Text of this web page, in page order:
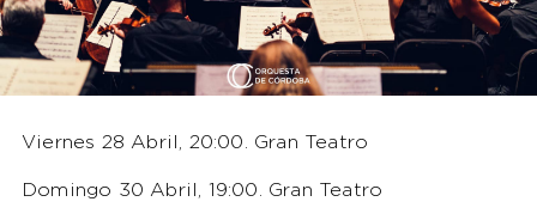
Viernes 28 Abril, 20:00. Gran Teatro
Domingo 30 Abril, 19:00. Gran Teatro